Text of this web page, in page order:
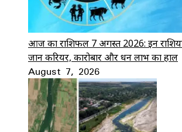
आज का राशिफल 7 अगस्त 2026: इन
जानें करियर, कारोबार और धन लाभ का हाल
August 7, 2026